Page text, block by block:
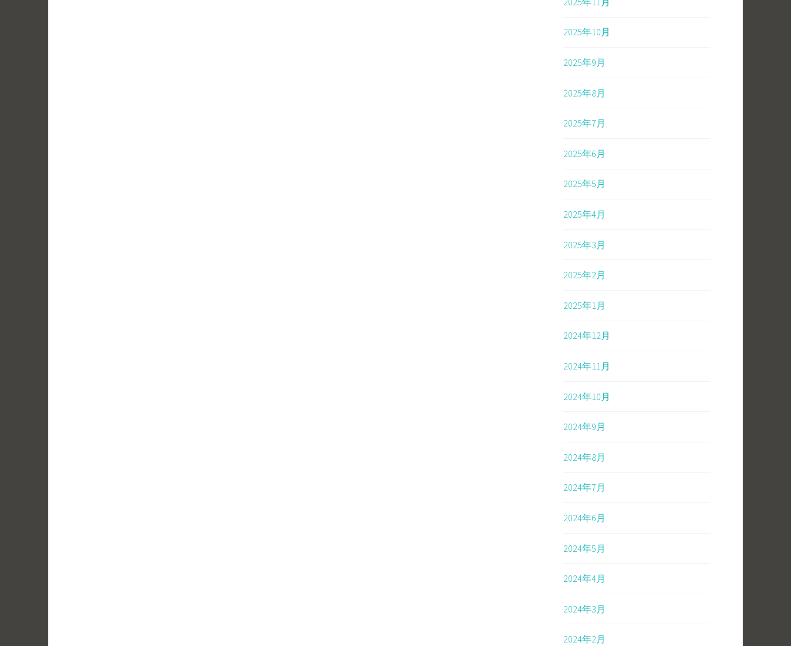
2025年10月
2025年9月
2025年8月
2025年7月
2025年6月
2025年5月
2025年4月
2025年3月
2025年2月
2025年1月
2024年12月
2024年11月
2024年10月
2024年9月
2024年8月
2024年7月
2024年6月
2024年5月
2024年4月
2024年3月
2024年2月